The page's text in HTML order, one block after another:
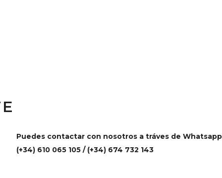
Puedes contactar con nosotros a tráves de Whatsapp
(+34) 610 065 105 / (+34) 674 732 143